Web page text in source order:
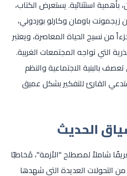
استثنائية. يستعرض الكتاب،
زيجمونت باومان وكارلو بوردوني،
من نسيج الحياة المعاصرة، ويعتبر
التي تواجه المجتمعات الغربية.
تعصف بالبنية الاجتماعية والنظم
القارئ للتفكير بشكل عميق
الحديث
شاملاً لمصطلح "الأزمة"، مُخاطبًا
التحولات العديدة التي شهدها